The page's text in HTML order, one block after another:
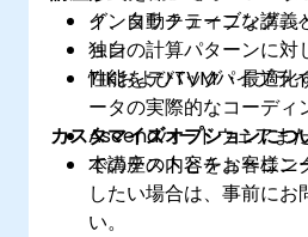
グ、自動チューニング、
独自の計算パターンに対
性能をデバッグ・最適化
インタラクティブな講義
ョン
TIKおよびTVMパイプラ
ータの実際的なコーディ
Ascendハードウェアま
でのテストとチューニン
カスタマイズオプションにつ
本講座の内容をお客様ニ
したい場合は、事前にお
い。